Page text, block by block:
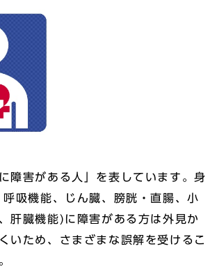
障害がある人」を表しています。身
吸機能、じん臓、膀胱・直腸、小
肝臓機能)に障害がある方は外見か
いため、さまざまな誤解を受けるこ